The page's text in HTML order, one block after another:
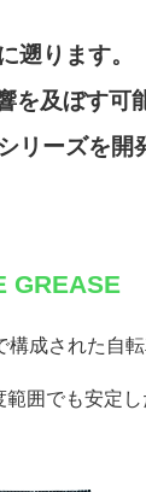
遡ります。
を及ぼす可
ーズを開
GREASE
構成された自
範囲でも安定